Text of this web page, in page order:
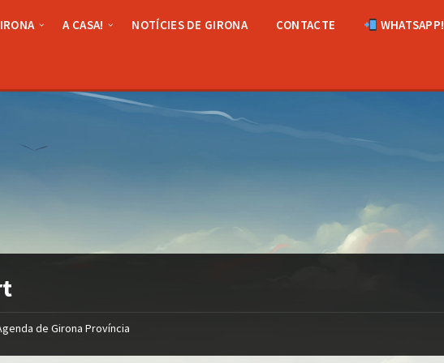
A CASA! NOTÍCIES DE GIRONA CONTACTE WHATSAPP!
de Girona Província